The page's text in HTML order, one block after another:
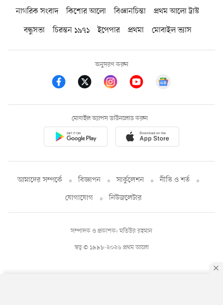
নাগরিক সংবাদ কিশোর আলো বিজ্ঞানচিন্তা
প্রথম আলো ট্রাস্ট
বন্ধুসভা
চিরন্তন ১৯৭১ ইপেপার প্রথমা মোবাইল ভ্যাস
অনুসরণ করুন
মোবাইল অ্যাপস ডাউনলোড করুন
আমাদের সম্পর্কে বিজ্ঞাপন সার্কুলেশন
নীতি ও শর্ত
যোগাযোগ
নিউজলেটার
স্বত্ব © ১৯৯৮-২০২৬ প্রথম আলো
সম্পাদক ও প্রকাশক: মতিউর রহমান